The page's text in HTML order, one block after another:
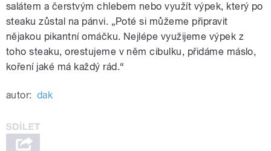
salátem a čerstvým chlebem nebo využít výpek, který po
steaku zůstal na pánvi. „Poté si můžeme připravit
nějakou pikantní omáčku. Nejlépe využijeme výpek z
toho steaku, orestujeme v něm cibulku, přidáme máslo,
koření jaké má každý rád.“
autor: dak